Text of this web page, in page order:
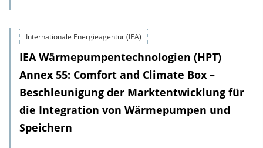
w
n
l
o
a
Internationale Energieagentur (IEA)
IEA Wärmepumpentechnologien (HPT)
Annex 55: Comfort and Climate Box –
Beschleunigung der Marktentwicklung für
die Integration von Wärmepumpen und
Speichern